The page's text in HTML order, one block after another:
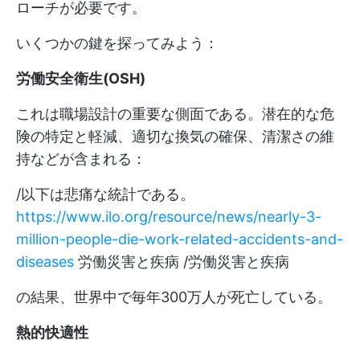
ローチが必要です。
いくつかの鍵を探ってみよう：
労働安全衛生(OSH)
これは職場設計の重要な側面である。潜在的な危
険の特定と軽減、適切な換気の確保、清潔さの維
持などが含まれる：
/以下は悲痛な統計である。
https://www.ilo.org/resource/news/nearly-3-
million-people-die-work-related-accidents-and-
diseases 労働災害と疾病 /労働災害と疾病
の結果、世界中で毎年300万人が死亡している。
熱的快適性